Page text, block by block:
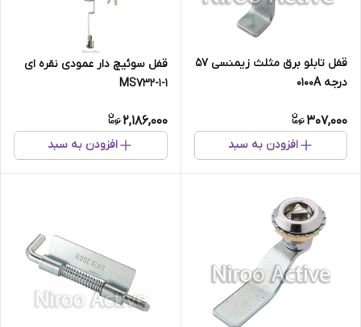
قفل تابلو برق مثلث زیمنسی ۵۷
درجه ۰۱۰۰A
307,000
افزودن به سبد
قفل سوئیچ دار عمودی نقره ای
MS732-1-1
2,186,000
افزودن به سبد